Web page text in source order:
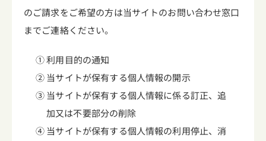
のご請求をご希望の方は当サイトのお問い合わせ窓口
までご連絡ください。
① 利用目的の通知
② 当サイトが保有する個人情報の開示
③ 当サイトが保有する個人情報に係る訂正、追
加又は不要部分の削除
④ 当サイトが保有する個人情報の利用停止、消